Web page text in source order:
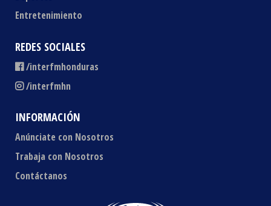
Entretenimiento
REDES SOCIALES
/interfmhonduras
/interfmhn
INFORMACIÓN
Anúnciate con Nosotros
Trabaja con Nosotros
Contáctanos